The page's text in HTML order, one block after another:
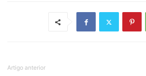
Artigo anterior